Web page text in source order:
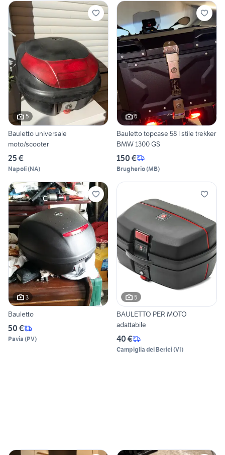
5
Bauletto universale
moto/scooter
25 €
Napoli(NA)
6
Bauletto topcase 58 l stile trekker
BMW 1300 GS
150 €
Brugherio(MB)
3
Bauletto
50 €
Pavia (PV)
5
BAULETTO PER MOTO
adattabile
40 €
Campiglia dei Berici(VI)